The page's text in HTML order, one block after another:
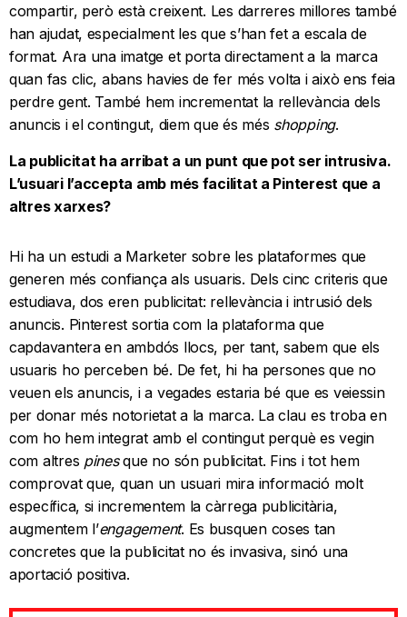
compartir, però està creixent. Les darreres millores també
han ajudat, especialment les que s’han fet a escala de
format. Ara una imatge et porta directament a la marca
quan fas clic, abans havies de fer més volta i això ens feia
perdre gent. També hem incrementat la rellevància dels
anuncis i el contingut, diem que és més shopping.
La publicitat ha arribat a un punt que pot ser intrusiva.
L’usuari l’accepta amb més facilitat a Pinterest que a
altres xarxes?
Hi ha un estudi a Marketer sobre les plataformes que
generen més confiança als usuaris. Dels cinc criteris que
estudiava, dos eren publicitat: rellevància i intrusió dels
anuncis. Pinterest sortia com la plataforma que
capdavantera en ambdós llocs, per tant, sabem que els
usuaris ho perceben bé. De fet, hi ha persones que no
veuen els anuncis, i a vegades estaria bé que es veiessin
per donar més notorietat a la marca. La clau es troba en
com ho hem integrat amb el contingut perquè es vegin
com altres pinesque no són publicitat. Fins i tot hem
comprovat que, quan un usuari mira informació molt
específica, si incrementem la càrrega publicitària,
augmentem l’engagement. Es busquen coses tan
concretes que la publicitat no és invasiva, sinó una
aportació positiva.